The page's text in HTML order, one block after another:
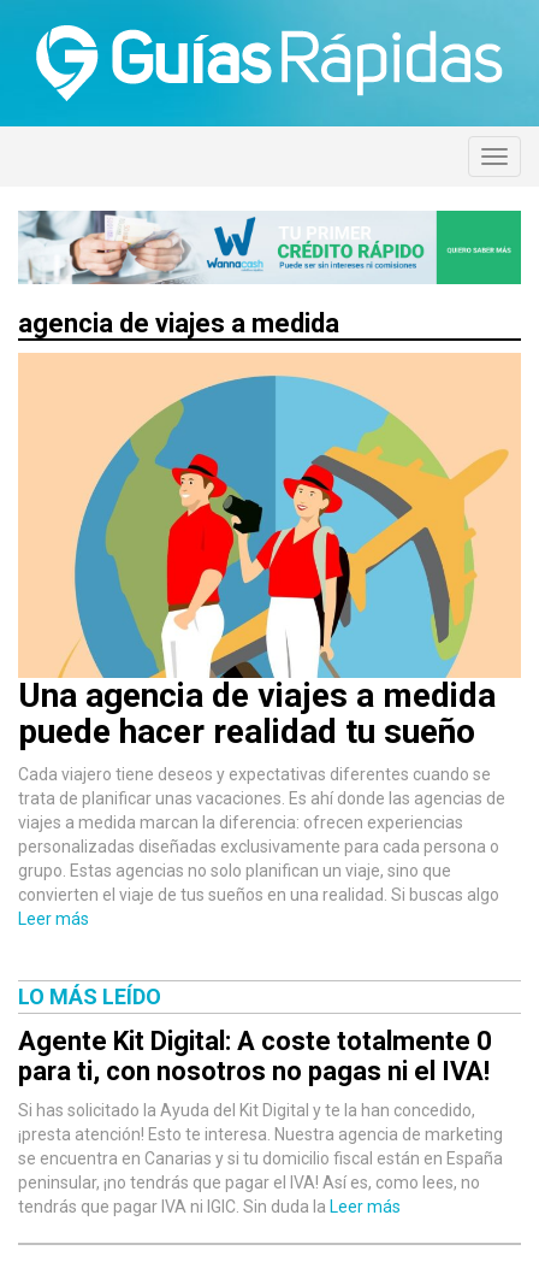
agencia de viajes a medida
Una agencia de viajes a medida
puede hacer realidad tu sueño
Cada viajero tiene deseos y expectativas diferentes cuando se
trata de planificar unas vacaciones. Es ahí donde las agencias de
viajes a medida marcan la diferencia: ofrecen experiencias
personalizadas diseñadas exclusivamente para cada persona o
grupo. Estas agencias no solo planifican un viaje, sino que
convierten el viaje de tus sueños en una realidad. Si buscas algo
Leer más
LO MÁS LEÍDO
Agente Kit Digital: A coste totalmente 0
para ti, con nosotros no pagas ni el IVA!
Si has solicitado la Ayuda del Kit Digital y te la han concedido,
¡presta atención! Esto te interesa. Nuestra agencia de marketing
se encuentra en Canarias y si tu domicilio fiscal están en España
peninsular, ¡no tendrás que pagar el IVA! Así es, como lees, no
tendrás que pagar IVA ni IGIC. Sin duda la Leer más